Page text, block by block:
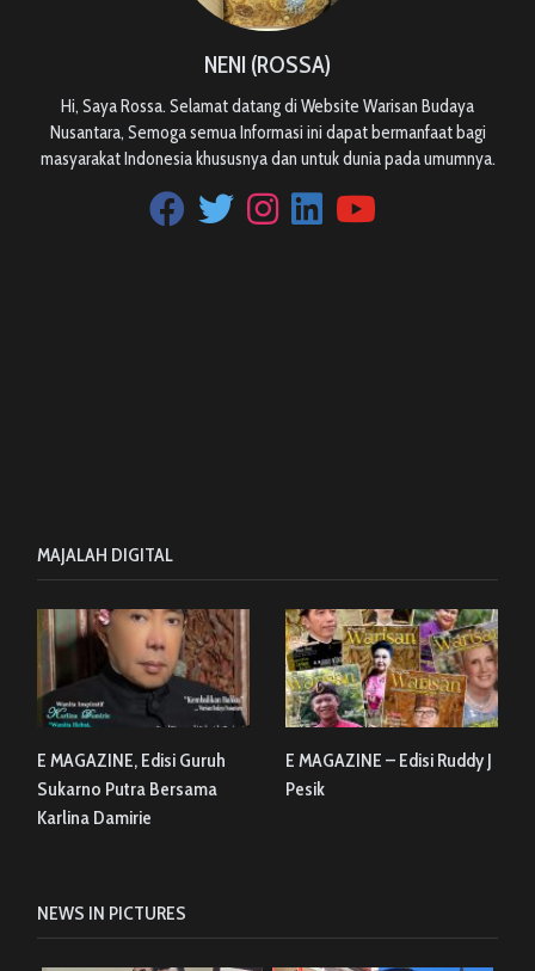
NENI (ROSSA)
Hi, Saya Rossa. Selamat datang di Website Warisan Budaya
Nusantara, Semoga semua Informasi ini dapat bermanfaat bagi
masyarakat Indonesia khususnya dan untuk dunia pada umumnya.
MAJALAH DIGITAL
E MAGAZINE, Edisi Guruh
Sukarno Putra Bersama
Karlina Damirie
E MAGAZINE – Edisi Ruddy J
Pesik
NEWS IN PICTURES